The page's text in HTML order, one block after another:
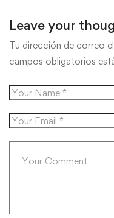
Leave your
Tu dirección de correo
campos obligatorios